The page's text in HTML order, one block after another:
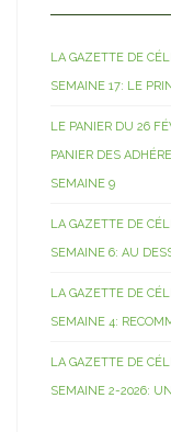
LA GAZETTE DE
SEMAINE 17: LE
LE PANIER DU 26
PANIER DES
SEMAINE 9
LA GAZETTE DE
SEMAINE 6: AU
LA GAZETTE DE
SEMAINE 4:
LA GAZETTE DE
SEMAINE 2-2026: